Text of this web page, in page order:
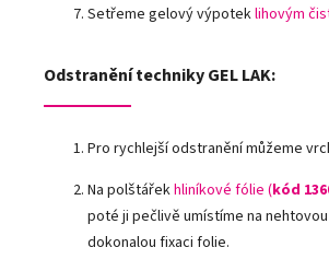
Setřeme gelový výpoteklihovým
Odstranění techniky GEL LAK:
Pro rychlejší odstranění můžeme
Na polštářekhliníkové fólie (kód
poté ji pečlivě umístíme na
dokonalou fixaci folie.